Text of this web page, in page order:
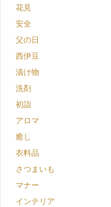
花見
安全
父の日
西伊豆
漬け物
洗剤
初詣
アロマ
癒し
衣料品
さつまいも
マナー
インテリア